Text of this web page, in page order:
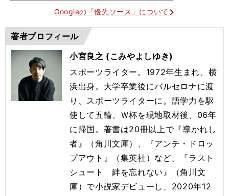
Googleの「優先ソース」について
著者プロフィール
小宮良之 (こみやよしゆき)
スポーツライター。1972年生まれ、横
浜出身。大学卒業後にバルセロナに渡
り、スポーツライターに。語学力を駆
使して五輪、Ｗ杯を現地取材後、06年
に帰国。著書は20冊以上で『導かれし
者』（角川文庫）、『アンチ・ドロッ
プアウト』（集英社）など。『ラスト
シュート 絆を忘れない』（角川文
庫）で小説家デビューし、2020年12